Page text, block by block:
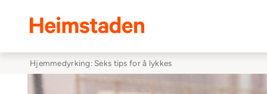
Heimstaden
Hjemmedyrking: Seks tips for å lykkes